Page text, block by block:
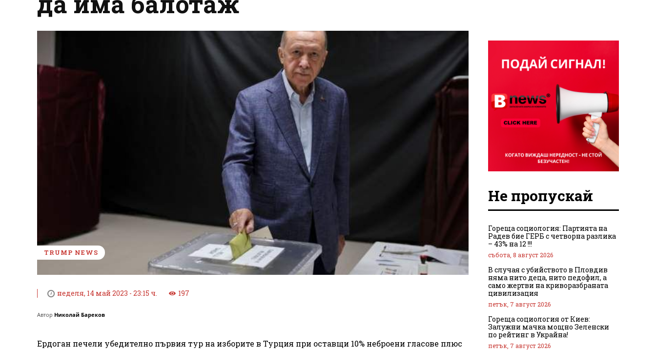
TRUMP NEWS
неделя, 14 май 2023 - 23:15 ч. 197
Автор Николай Бареков
Ердоган печели убедително първия тур на изборите в Турция при оставщи 10% неброени гласове плюс
Не пропускай
Гореща социология: Партията на
Радев бие ГЕРБ с четворна разлика
– 43% на 12 !!!
събота, 8 август 2026
В случая с убийството в Пловдив
няма нито деца, нито педофил, а
само жертви на криворазбраната
цивилизация
петък, 7 август 2026
Гореща социология от Киев:
Залужни мачка мощно Зеленски
по рейтинг в Украйна!
петък, 7 август 2026